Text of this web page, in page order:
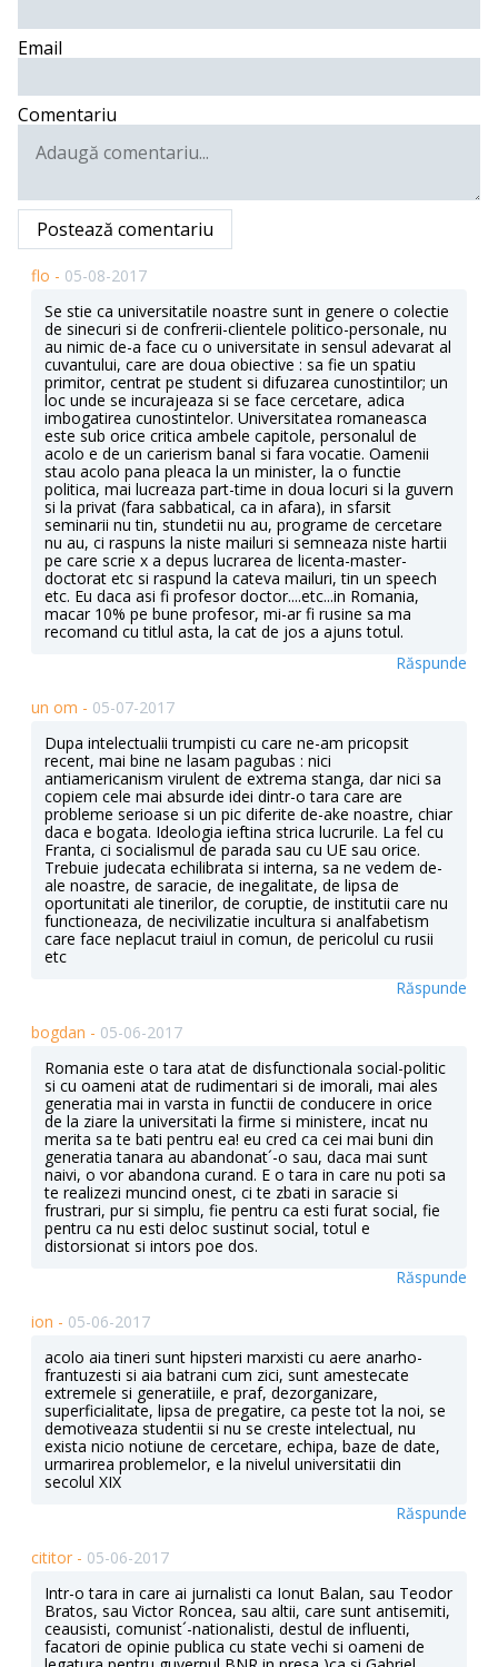
Email
Comentariu
Postează comentariu
flo - 05-08-2017
Se stie ca universitatile noastre sunt in genere o colectie
de sinecuri si de confrerii-clientele politico-personale, nu
au nimic de-a face cu o universitate in sensul adevarat al
cuvantului, care are doua obiective : sa fie un spatiu
primitor, centrat pe student si difuzarea cunostintilor; un
loc unde se incurajeaza si se face cercetare, adica
imbogatirea cunostintelor. Universitatea romaneasca
este sub orice critica ambele capitole, personalul de
acolo e de un carierism banal si fara vocatie. Oamenii
stau acolo pana pleaca la un minister, la o functie
politica, mai lucreaza part-time in doua locuri si la guvern
si la privat (fara sabbatical, ca in afara), in sfarsit
seminarii nu tin, stundetii nu au, programe de cercetare
nu au, ci raspuns la niste mailuri si semneaza niste hartii
pe care scrie x a depus lucrarea de licenta-master-
doctorat etc si raspund la cateva mailuri, tin un speech
etc. Eu daca asi fi profesor doctor....etc...in Romania,
macar 10% pe bune profesor, mi-ar fi rusine sa ma
recomand cu titlul asta, la cat de jos a ajuns totul.
Răspunde
un om - 05-07-2017
Dupa intelectualii trumpisti cu care ne-am pricopsit
recent, mai bine ne lasam pagubas : nici
antiamericanism virulent de extrema stanga, dar nici sa
copiem cele mai absurde idei dintr-o tara care are
probleme serioase si un pic diferite de-ake noastre, chiar
daca e bogata. Ideologia ieftina strica lucrurile. La fel cu
Franta, ci socialismul de parada sau cu UE sau orice.
Trebuie judecata echilibrata si interna, sa ne vedem de-
ale noastre, de saracie, de inegalitate, de lipsa de
oportunitati ale tinerilor, de coruptie, de institutii care nu
functioneaza, de necivilizatie incultura si analfabetism
care face neplacut traiul in comun, de pericolul cu rusii
etc
Răspunde
bogdan - 05-06-2017
Romania este o tara atat de disfunctionala social-politic
si cu oameni atat de rudimentari si de imorali, mai ales
generatia mai in varsta in functii de conducere in orice
de la ziare la universitati la firme si ministere, incat nu
merita sa te bati pentru ea! eu cred ca cei mai buni din
generatia tanara au abandonat´-o sau, daca mai sunt
naivi, o vor abandona curand. E o tara in care nu poti sa
te realizezi muncind onest, ci te zbati in saracie si
frustrari, pur si simplu, fie pentru ca esti furat social, fie
pentru ca nu esti deloc sustinut social, totul e
distorsionat si intors poe dos.
Răspunde
ion - 05-06-2017
acolo aia tineri sunt hipsteri marxisti cu aere anarho-
frantuzesti si aia batrani cum zici, sunt amestecate
extremele si generatiile, e praf, dezorganizare,
superficialitate, lipsa de pregatire, ca peste tot la noi, se
demotiveaza studentii si nu se creste intelectual, nu
exista nicio notiune de cercetare, echipa, baze de date,
urmarirea problemelor, e la nivelul universitatii din
secolul XIX
Răspunde
cititor - 05-06-2017
Intr-o tara in care ai jurnalisti ca Ionut Balan, sau Teodor
Bratos, sau Victor Roncea, sau altii, care sunt antisemiti,
ceausisti, comunist´-nationalisti, destul de influenti,
facatori de opinie publica cu state vechi si oameni de